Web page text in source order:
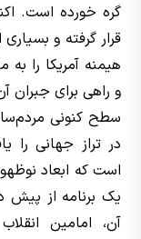
گره خورده است.
قرار گرفته و
هیمنه آمریکا را
و راهی برای جبران
سطح کنونی
در تراز جهانی را
است که ابعاد
یک برنامه از پیش
آن، امامین